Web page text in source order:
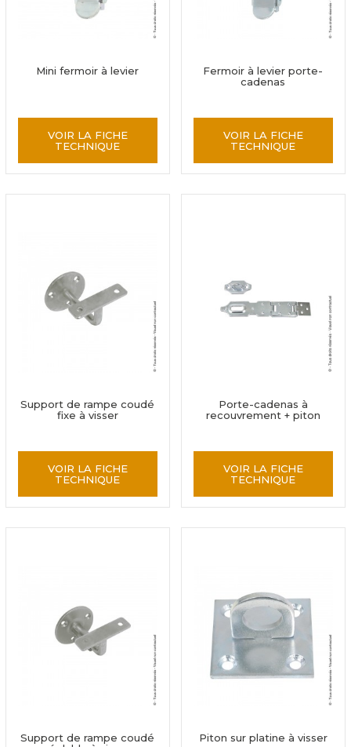
Mini fermoir à levier
VOIR LA FICHE
TECHNIQUE
Fermoir à levier porte-
cadenas
VOIR LA FICHE
TECHNIQUE
Support de rampe coudé
fixe à visser
VOIR LA FICHE
TECHNIQUE
Porte-cadenas à
recouvrement + piton
VOIR LA FICHE
TECHNIQUE
Support de rampe coudé
Piton sur platine à visser